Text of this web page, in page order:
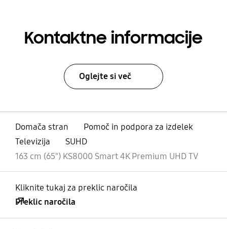
Kontaktne informacije
Oglejte si več
Domača stran
Pomoč in podpora za izdelek
Televizija
SUHD
163 cm (65") KS8000 Smart 4K Premium UHD TV
Kliknite tukaj za preklic naročila
Preklic naročila